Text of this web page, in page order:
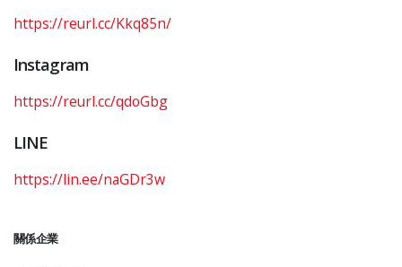
https://reurl.cc/Kkq85n/
Instagram
https://reurl.cc/qdoGbg
LINE
https://lin.ee/naGDr3w
關係企業